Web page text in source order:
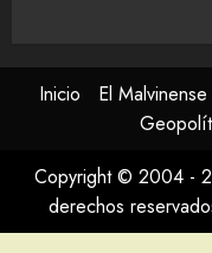
Inicio El Malvinense
Copyright © 2004 -
derechos